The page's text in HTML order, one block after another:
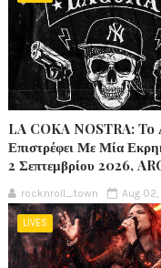
LA COKA NOSTRA:
Επιστρέφει Με Μία
2 Σεπτεμβρίου 2026,
rocknroll_town Aug
LIVES